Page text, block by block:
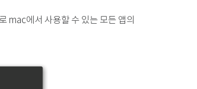
mac에서 사용할 수 있는 모든 앱의